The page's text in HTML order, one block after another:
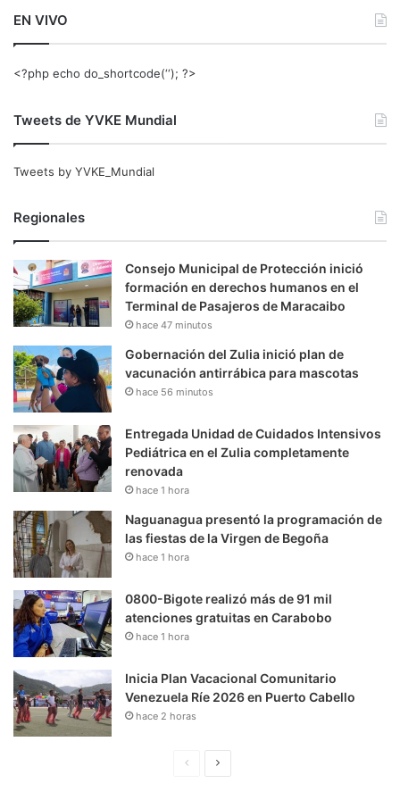
EN VIVO
<?php echo do_shortcode(‘‘); ?>
Tweets de YVKE Mundial
Tweets by YVKE_Mundial
Regionales
Consejo Municipal de Protección inició
formación en derechos humanos en el
Terminal de Pasajeros de Maracaibo
hace 47 minutos
Gobernación del Zulia inició plan de
vacunación antirrábica para mascotas
hace 56 minutos
Entregada Unidad de Cuidados Intensivos
Pediátrica en el Zulia completamente
renovada
hace 1 hora
Naguanagua presentó la programación de
las fiestas de la Virgen de Begoña
hace 1 hora
0800-Bigote realizó más de 91 mil
atenciones gratuitas en Carabobo
hace 1 hora
Inicia Plan Vacacional Comunitario
Venezuela Ríe 2026 en Puerto Cabello
hace 2 horas